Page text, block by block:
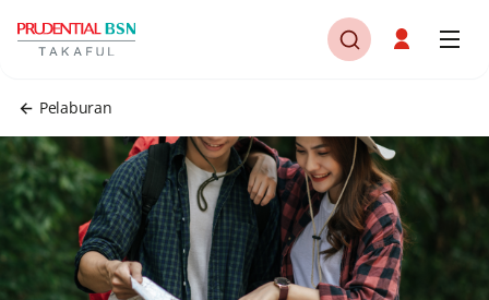
Pelaburan